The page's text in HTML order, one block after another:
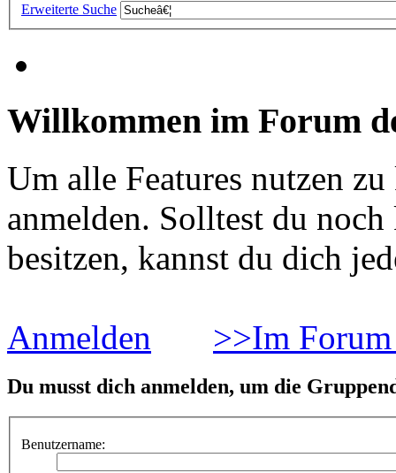
Erweiterte Suche
Willkommen im Forum
Um alle Features nutzen
anmelden. Solltest du
besitzen, kannst du dich
Anmelden >>Im
Du musst dich anmelden, um die
Benutzername: